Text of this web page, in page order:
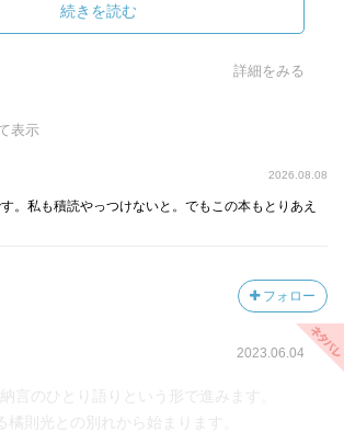
、「これは定子様への同人誌であり、1000
だ」と思いました。
「推し活」とは違います。でも、大切な人
、1000年経った今にも残った凄みを感じ
たのは、血なまぐさい権力争いが続く世
続けた。その静かな筆が、結果として千
いうことでした。
続きを読む
詳細をみる
表示
2026.08.08
。私も積読やっつけないと。でもこの本もとりあえ
フォロー
2023.06.04
言のひとり語りという形で進みます。
橘則光との別れから始まります。